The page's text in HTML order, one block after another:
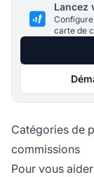
Lancez
carte de
Catégories de
commissions
Pour vous